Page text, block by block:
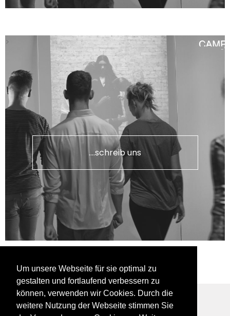
Um unsere Webseite für sie optimal zu
gestalten und fortlaufend verbessern zu
können, verwenden wir Cookies. Durch die
weitere Nutzung der Webseite stimmen Sie
>
....schreib uns